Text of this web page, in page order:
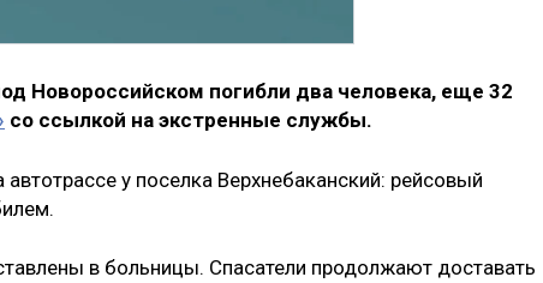
Новороссийском погибли два человека, еще 32
со ссылкой на экстренные службы.
у поселка Верхнебаканский: рейсовый
в больницы. Спасатели продолжают доставать